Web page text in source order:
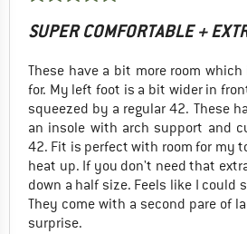
SUPER COMFORTABLE +
These have a bit more room
for. My left foot is a bit wider in
squeezed by a regular 42. These
an insole with arch support and
42. Fit is perfect with room for my
heat up. If you don't need that
down a half size. Feels like I could
They come with a second pare of
surprise.